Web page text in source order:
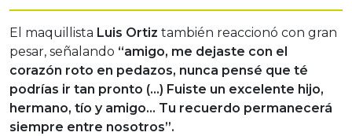
El maquillista Luis Ortiz también reaccionó con gran
pesar, señalando “amigo, me dejaste con el
corazón roto en pedazos, nunca pensé que té
podrías ir tan pronto (…) Fuiste un excelente hijo,
hermano, tío y amigo… Tu recuerdo permanecerá
siempre entre nosotros”.